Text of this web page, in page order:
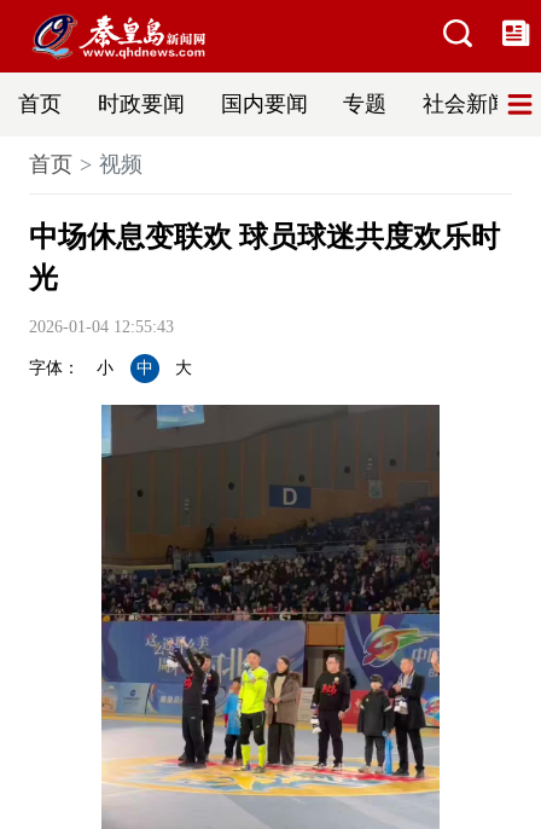
首页 时政要闻 国内要闻 专题 社会新闻
首页 视频
中场休息变联欢 球员球迷共度欢乐时
光
2026-01-04 12:55:43
字体： 小 中 大